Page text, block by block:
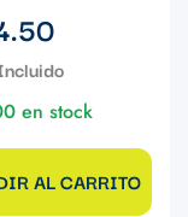
en stock
AL CARRITO